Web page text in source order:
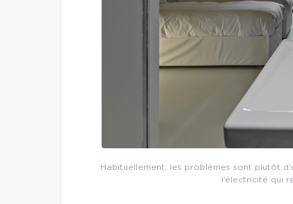
Habituellement, les problèmes sont plutôt
l’électricité qui